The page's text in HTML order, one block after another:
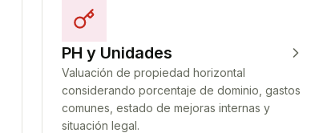
PH y Unidades
Valuación de propiedad horizontal
considerando porcentaje de dominio, gastos
comunes, estado de mejoras internas y
situación legal.